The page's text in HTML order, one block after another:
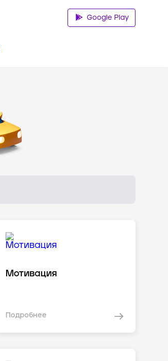
Google Play
Мотивация
Подробнее